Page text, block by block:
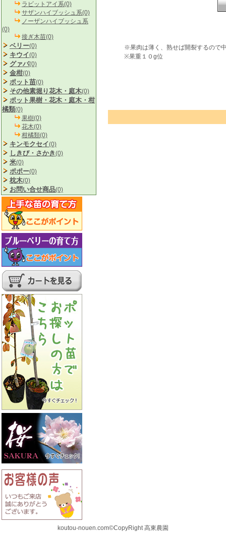
ラビットアイ系(0)
サザンハイブッシュ系(0)
ノーザンハイブッシュ系
(0)
接ぎ木苗(0)
ベリー(0)
キウイ(0)
グァバ(0)
金柑(0)
ポット苗(0)
その他素堀り花木・庭木(0)
ポット果樹・花木・庭木・柑
橘類(0)
果樹(0)
花木(0)
柑橘類(0)
キンモクセイ(0)
しきび・さかき(0)
米(0)
ポポー(0)
枕木(0)
お問い合せ商品(0)
※果肉は薄く、熟せば開裂するので
※果重１０g位
koutou-nouen.com©CopyRight 高東農園